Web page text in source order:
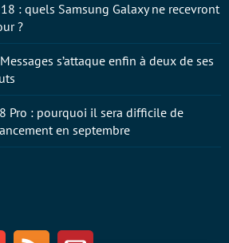
Youtube RSS Newsletter
: quels Samsung Galaxy ne recevront
?
s’attaque enfin à deux de ses
Pro : pourquoi il sera difficile de
en septembre